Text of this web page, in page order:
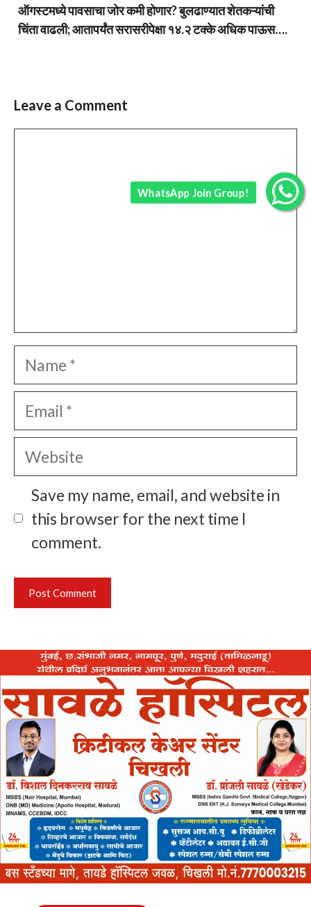
ऑगस्टमध्ये पावसाचा जोर कमी होणार? बुलढाण्यात शेतकऱ्यांची
चिंता वाढली; आतापर्यंत सरासरीपेक्षा १४.२ टक्के अधिक पाऊस….
Leave a Comment
Name
Email
Website
Save my name, email, and website in
this browser for the next time I
comment.
WhatsApp Join Group!